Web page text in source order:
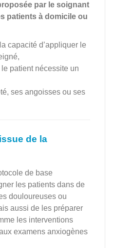
par le soignant
patients à domicile ou
capacité d’appliquer le
patient nécessite un
ses angoisses ou ses
de la
de base
les patients dans de
douloureuses ou
aussi de les préparer
les interventions
examens anxiogènes